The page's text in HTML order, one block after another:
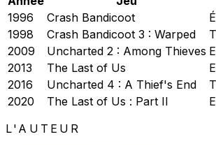
1996
Crash Bandicoot
1998
Crash Bandicoot 3 : Warped
2009
Uncharted 2 : Among Thieves
2013
The Last of Us
2016
Uncharted 4 : A Thief's End
2020
The Last of Us : Part II
L'AUTEUR